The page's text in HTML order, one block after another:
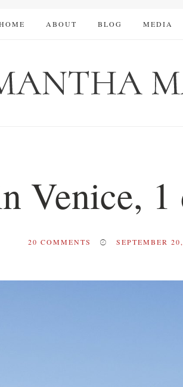
ABOUT BLOG MEDIA
Venice,
20 COMMENTS SEPTEMBER